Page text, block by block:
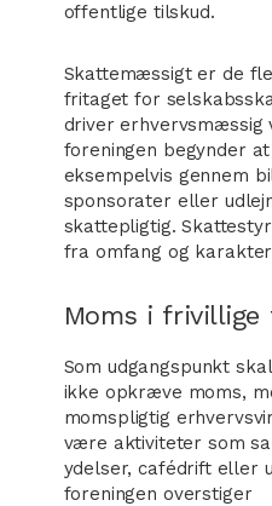
offentlige tilskud.
Skattemæssigt er de
fritaget for
driver erhvervsmæssig
foreningen begynder
eksempelvis gennem
sponsorater eller
skattepligtig.
fra omfang og
Moms i frivillige
Som udgangspunkt
ikke opkræve moms,
momspligtig
være aktiviteter som
ydelser, cafédrift eller
foreningen overstiger